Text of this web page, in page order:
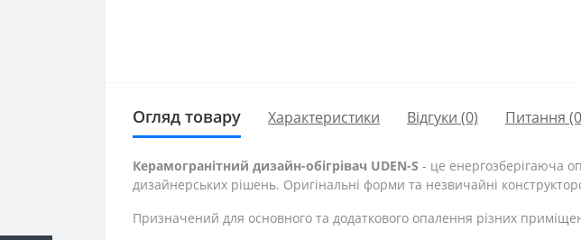
Огляд товару Характеристики Відгуки (0) Питання
Керамогранітний дизайн-обігрівач UDEN-S - це енергозберігаюча
дизайнерських рішень. Оригінальні форми та незвичайні
Призначений для основного та додаткового опалення різних